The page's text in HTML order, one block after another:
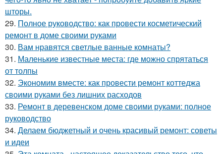
шторы.
29. Полное руководство: как провести косметический
ремонт в доме своими руками
30. Вам нравятся светлые ванные комнаты?
31. Маленькие известные места: где можно спрятаться
от толпы
32. Экономим вместе: как провести ремонт коттеджа
своими руками без лишних расходов
33. Ремонт в деревенском доме своими руками: полное
руководство
34. Делаем бюджетный и очень красивый ремонт: советы
и идеи